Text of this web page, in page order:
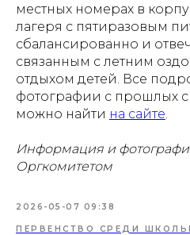
местных номерах в
лагеря с пятиразовым
сбалансированно и
связанным с летним
отдыхом детей. Все
фотографии с прошлых
можно найти на сайте.
Информация и
Оргкомитетом
2026-05-07 09:38
ПЕРВЕНСТВО СРЕДИ